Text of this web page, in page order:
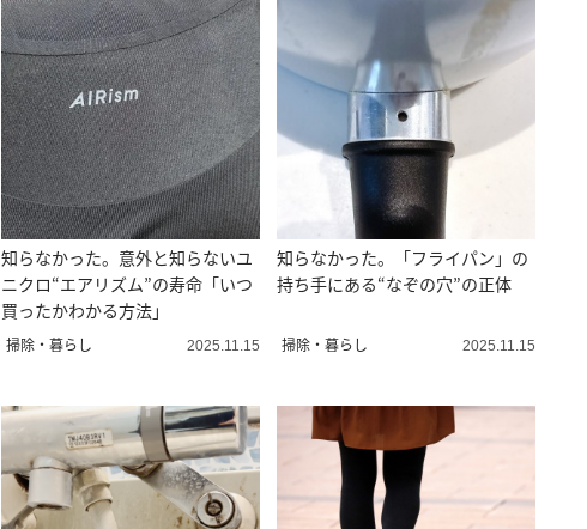
知らなかった。意外と知らないユ
ニクロ“エアリズム”の寿命「いつ
買ったかわかる方法」
掃除・暮らし 2025.11.15
知らなかった。「フライパン」の
持ち手にある“なぞの穴”の正体
掃除・暮らし 2025.11.15